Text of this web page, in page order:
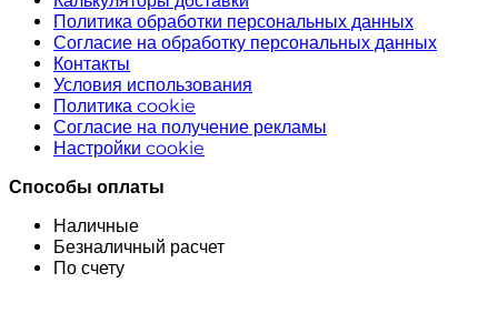
Политика обработки персональных данных
Согласие на обработку персональных данных
Контакты
Условия использования
Политика cookie
Согласие на получение рекламы
Настройки cookie
Способы оплаты
Наличные
Безналичный расчет
По счету